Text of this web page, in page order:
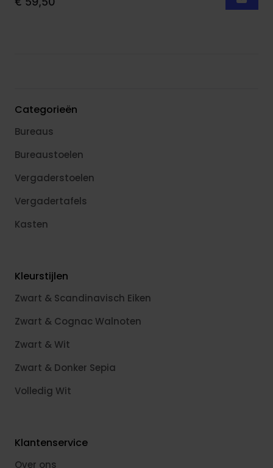
Categorieën
Bureaus
Bureaustoelen
Vergaderstoelen
Vergadertafels
Kasten
Kleurstijlen
Zwart & Scandinavisch Eiken
Zwart & Cognac Walnoten
Zwart & Wit
Zwart & Donker Sepia
Volledig Wit
Klantenservice
Over ons